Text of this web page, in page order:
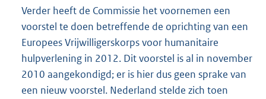
Verder heeft de Commissie het voornemen een
voorstel te doen betreffende de oprichting van een
Europees Vrijwilligerskorps voor humanitaire
hulpverlening in 2012. Dit voorstel is al in november
2010 aangekondigd; er is hier dus geen sprake van
een nieuw voorstel. Nederland stelde zich toen